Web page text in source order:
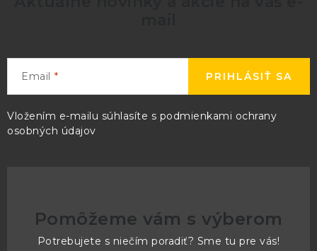
Email
Vložením e-mailu súhlasíte s podmienkami ochrany
osobných údajov
PRIHLÁSIŤ SA
Pomôžeme vám s výberom
Potrebujete s niečím poradiť? Sme tu pre vás!